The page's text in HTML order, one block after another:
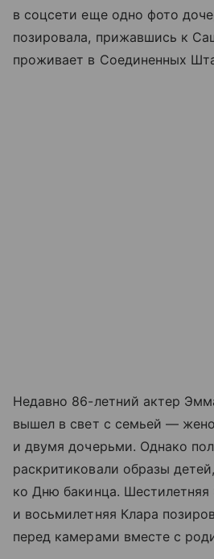
в соцсети еще одно фото
позировала, прижавшись к
проживает в Соединенных
Недавно 86-летний актер
вышел в свет с семьей —
и двумя дочерьми. Однако
раскритиковали образы
ко Дню бакинца. Шестилетняя
и восьмилетняя Клара
перед камерами вместе с